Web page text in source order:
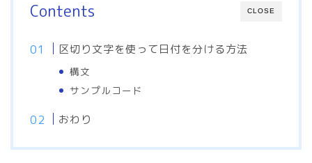
CLOSE
Contents
区切り文字を使って日付を分ける方法
構文
サンプルコード
おわり